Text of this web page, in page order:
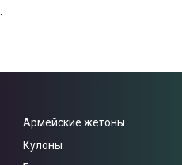
Армейские жетоны
Кулоны